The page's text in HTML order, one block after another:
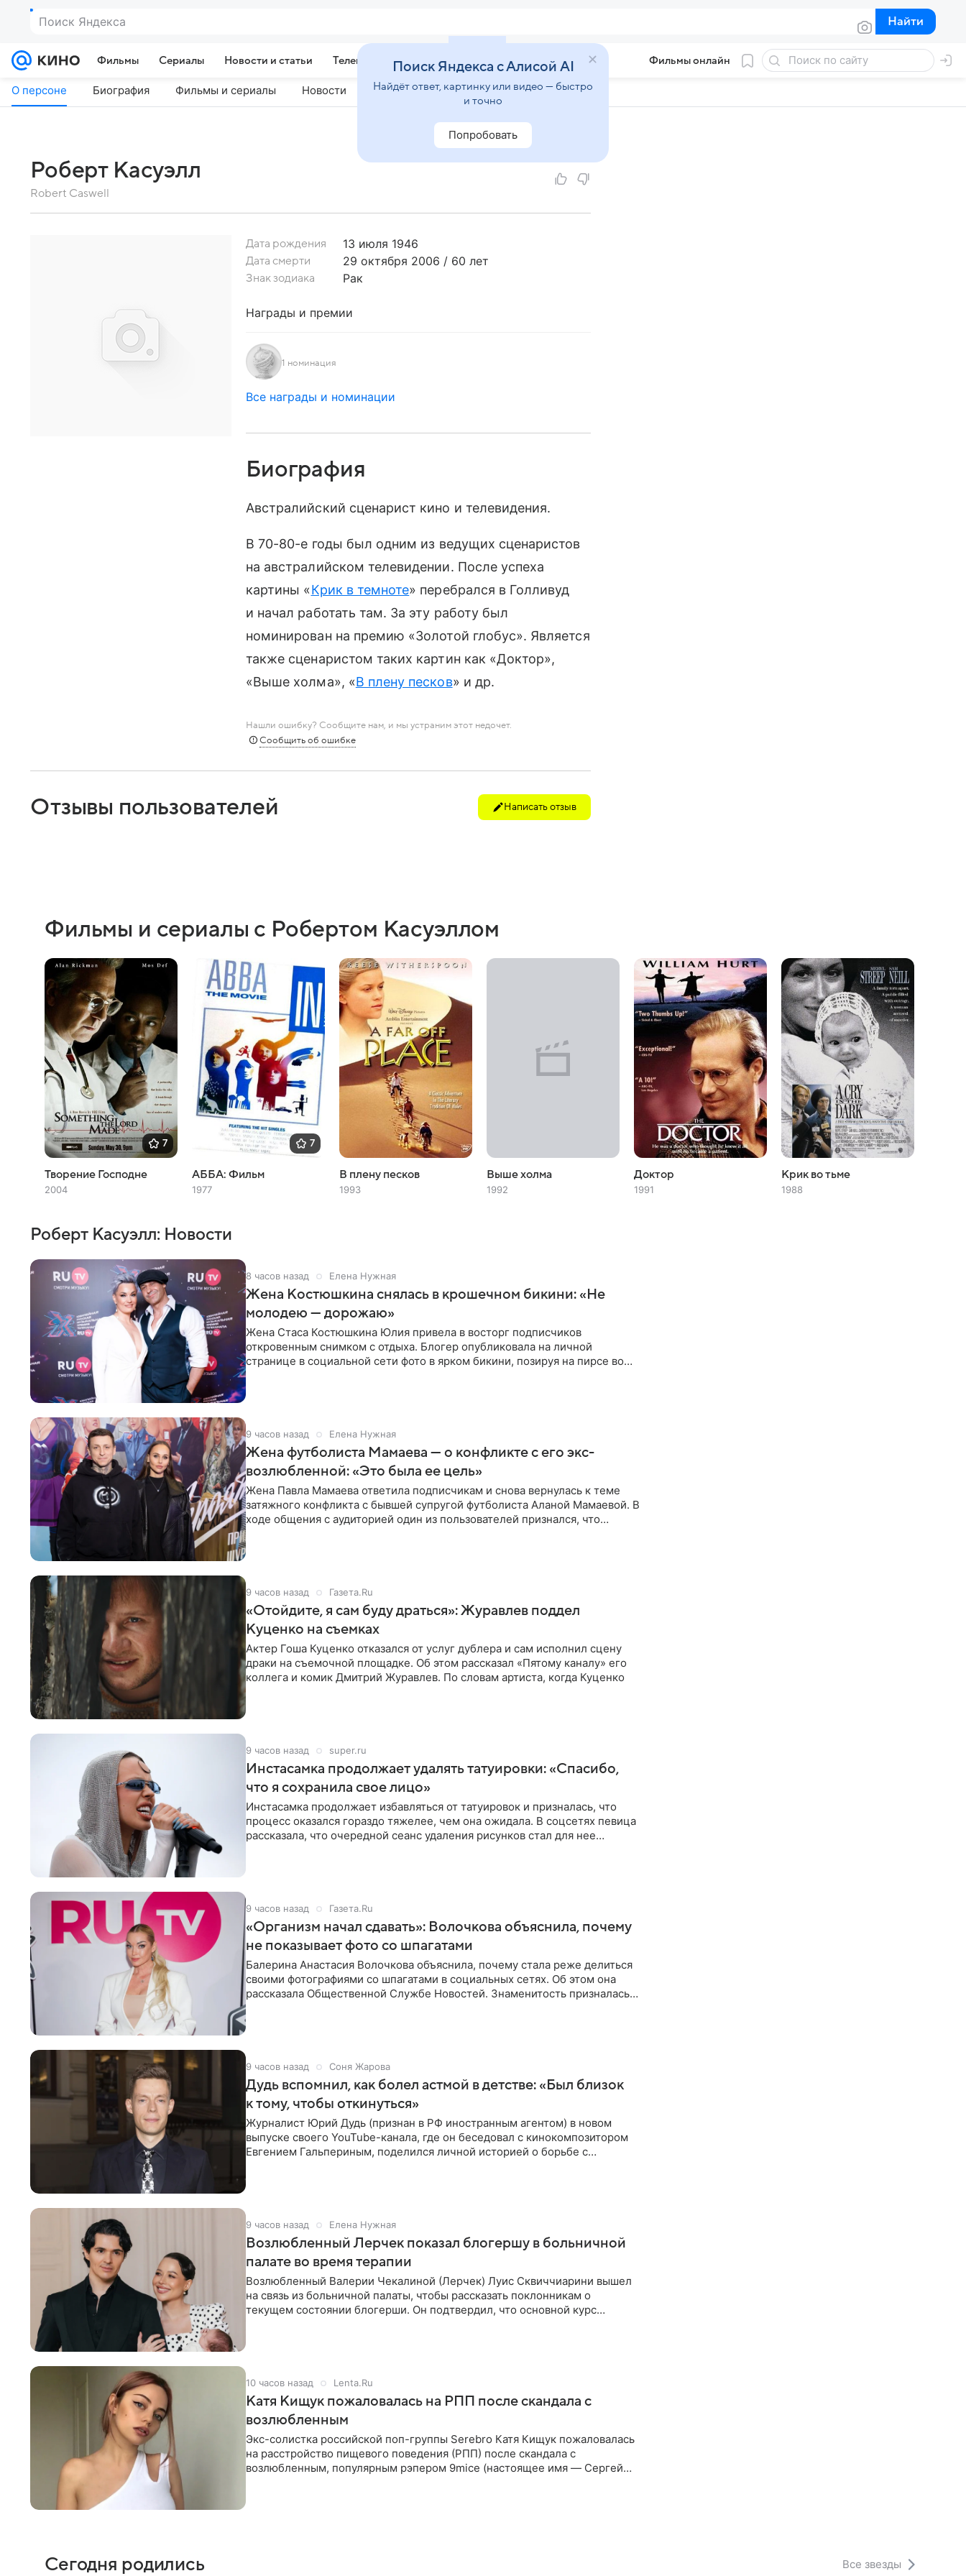
Поиск Яндекса Найти
Найти
Фильмы Сериалы Новости и статьи Телепрограмма Звезды Фильмы онлайн
О персоне Биография Фильмы и сериалы Новости
Роберт Касуэлл
Robert Caswell
Дата рождения 13 июля 1946
Дата смерти 29 октября 2006 / 60 лет
Знак зодиака Рак
Награды и премии
1 номинация
Все награды и номинации
Биография
Австралийский сценарист кино и телевидения.
В 70-80-е годы был одним из ведущих сценаристов
на австралийском телевидении. После успеха
картины «Крик в темноте» перебрался в Голливуд
и начал работать там. За эту работу был
номинирован на премию «Золотой глобус». Является
также сценаристом таких картин как «Доктор»,
«Выше холма», «В плену песков» и др.
Нашли ошибку? Сообщите нам, и мы устраним этот недочет.
Сообщить об ошибке
Отзывы пользователей Написать отзыв
Фильмы и сериалы с Робертом Касуэллом
7
Творение Господне
2004
7
АББА: Фильм
1977
В плену песков
1993
Выше холма
1992
Доктор
1991
Крик во тьме
1988
Роберт Касуэлл: Новости
8 часов назад Елена Нужная
Жена Костюшкина снялась в крошечном бикини: «Не
молодею — дорожаю»
Жена Стаса Костюшкина Юлия привела в восторг подписчиков
откровенным снимком с отдыха. Блогер опубликовала на личной
странице в социальной сети фото в ярком бикини, позируя на пирсе во
9 часов назад Елена Нужная
Жена футболиста Мамаева — о конфликте с его экс-
возлюбленной: «Это была ее цель»
Жена Павла Мамаева ответила подписчикам и снова вернулась к теме
затяжного конфликта с бывшей супругой футболиста Аланой Мамаевой. В
ходе общения с аудиторией один из пользователей признался, что
9 часов назад Газета.Ru
«Отойдите, я сам буду драться»: Журавлев поддел
Куценко на съемках
Актер Гоша Куценко отказался от услуг дублера и сам исполнил сцену
драки на съемочной площадке. Об этом рассказал «Пятому каналу» его
коллега и комик Дмитрий Журавлев. По словам артиста, когда Куценко
9 часов назад super.ru
Инстасамка продолжает удалять татуировки: «Спасибо,
что я сохранила свое лицо»
Инстасамка продолжает избавляться от татуировок и призналась, что
процесс оказался гораздо тяжелее, чем она ожидала. В соцсетях певица
рассказала, что очередной сеанс удаления рисунков стал для нее
9 часов назад Газета.Ru
«Организм начал сдавать»: Волочкова объяснила, почему
не показывает фото со шпагатами
Балерина Анастасия Волочкова объяснила, почему стала реже делиться
своими фотографиями со шпагатами в социальных сетях. Об этом она
рассказала Общественной Службе Новостей. Знаменитость призналась,
9 часов назад Соня Жарова
Дудь вспомнил, как болел астмой в детстве: «Был близок
к тому, чтобы откинуться»
Журналист Юрий Дудь (признан в РФ иностранным агентом) в новом
выпуске своего YouTube-канала, где он беседовал с кинокомпозитором
Евгением Гальпериным, поделился личной историей о борьбе с
9 часов назад Елена Нужная
Возлюбленный Лерчек показал блогершу в больничной
палате во время терапии
Возлюбленный Валерии Чекалиной (Лерчек) Луис Сквиччиарини вышел
на связь из больничной палаты, чтобы рассказать поклонникам о
текущем состоянии блогерши. Он подтвердил, что основной курс
10 часов назад Lenta.Ru
Катя Кищук пожаловалась на РПП после скандала с
возлюбленным
Экс-солистка российской поп-группы Serebro Катя Кищук пожаловалась
на расстройство пищевого поведения (РПП) после скандала с
возлюбленным, популярным рэпером 9mice (настоящее имя — Сергей
Сегодня родились Все звезды
Поиск Яндекса с Алисой AI
Найдёт ответ, картинку или видео — быстро
и точно
Попробовать